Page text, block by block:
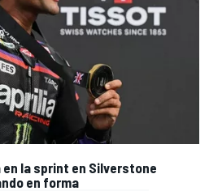
la sprint en Silverstone
en forma